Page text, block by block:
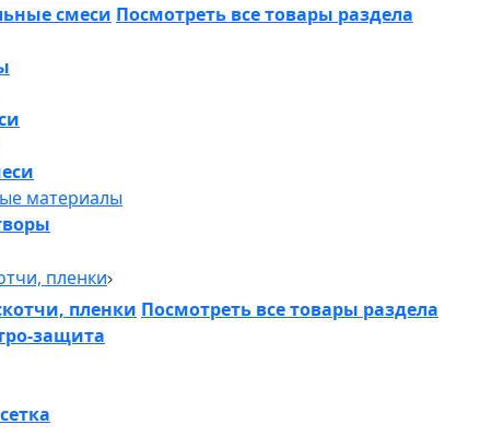
смеси Посмотреть все товары раздела
материалы
пленки
пленки Посмотреть все товары раздела
защита